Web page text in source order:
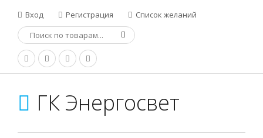
Вход Регистрация Список желаний
ГК Энергосвет